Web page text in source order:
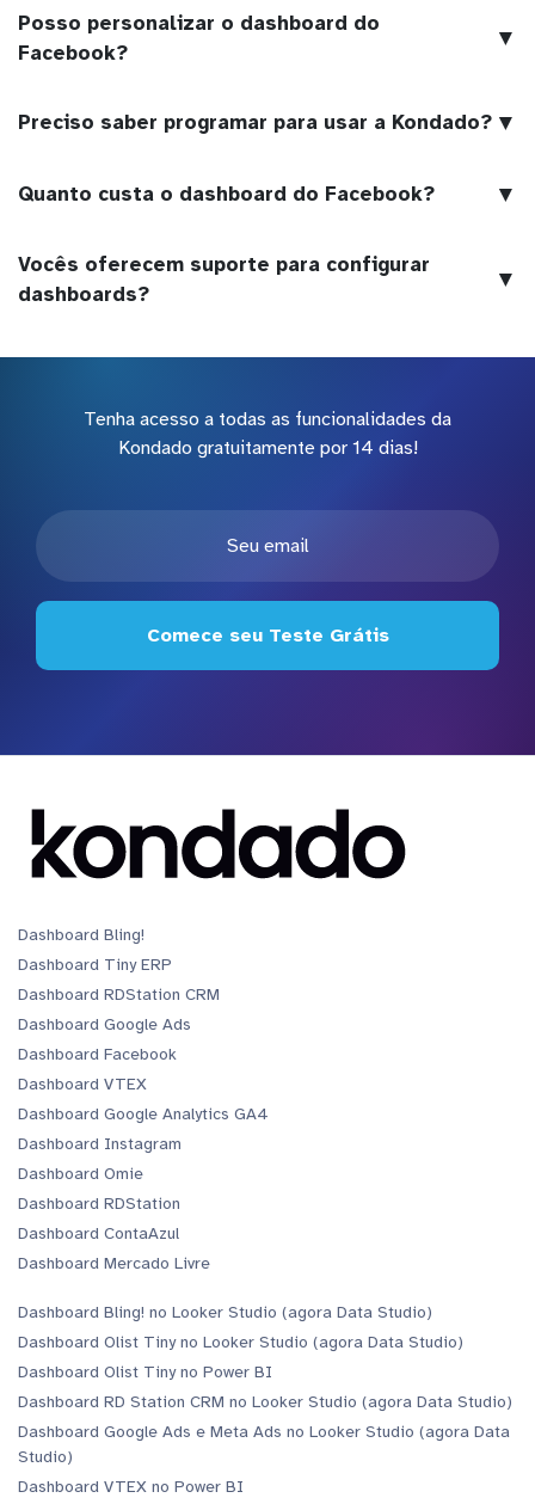
Posso personalizar o dashboard do
Facebook?
▼
Preciso saber programar para usar a Kondado? ▼
Quanto custa o dashboard do Facebook? ▼
Vocês oferecem suporte para configurar
dashboards?
▼
Tenha acesso a todas as funcionalidades da
Kondado gratuitamente por 14 dias!
Comece seu Teste Grátis
Dashboard Bling!
Dashboard Tiny ERP
Dashboard RDStation CRM
Dashboard Google Ads
Dashboard Facebook
Dashboard VTEX
Dashboard Google Analytics GA4
Dashboard Instagram
Dashboard Omie
Dashboard RDStation
Dashboard ContaAzul
Dashboard Mercado Livre
Dashboard Bling! no Looker Studio (agora Data Studio)
Dashboard Olist Tiny no Looker Studio (agora Data Studio)
Dashboard Olist Tiny no Power BI
Dashboard RD Station CRM no Looker Studio (agora Data Studio)
Dashboard Google Ads e Meta Ads no Looker Studio (agora Data
Studio)
Dashboard VTEX no Power BI